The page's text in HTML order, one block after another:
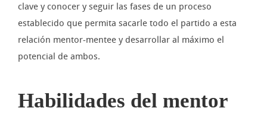
clave y conocer y seguir las fases de un proceso
establecido que permita sacarle todo el partido a esta
relación mentor-mentee y desarrollar al máximo el
potencial de ambos.
Habilidades del mentor